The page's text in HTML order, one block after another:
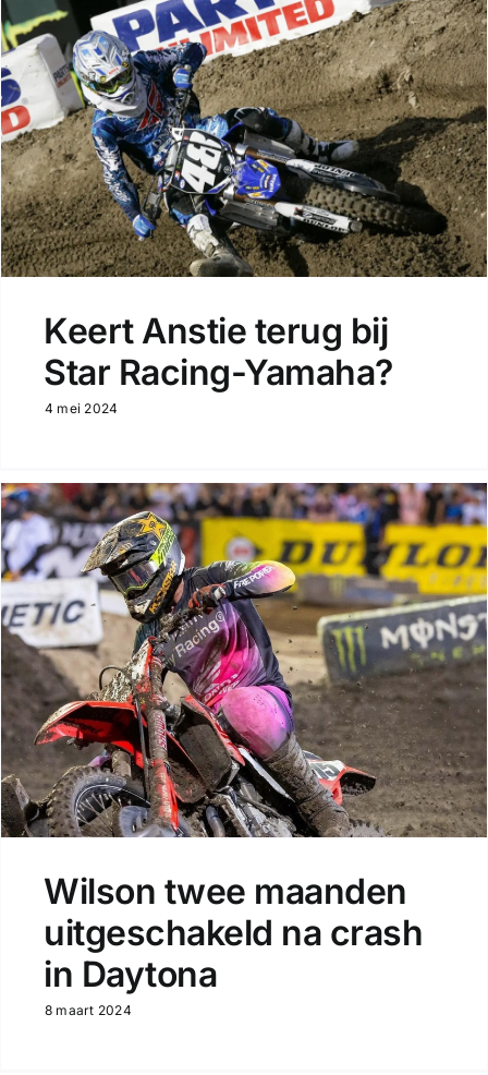
Keert Anstie terug bij
Star Racing-Yamaha?
4 mei 2024
Wilson twee maanden
uitgeschakeld na crash
in Daytona
8 maart 2024